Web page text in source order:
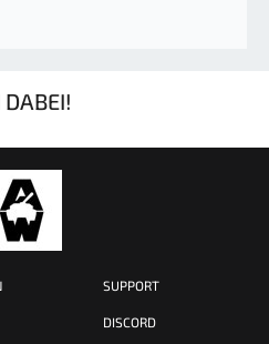
DABEI!
SUPPORT
DISCORD